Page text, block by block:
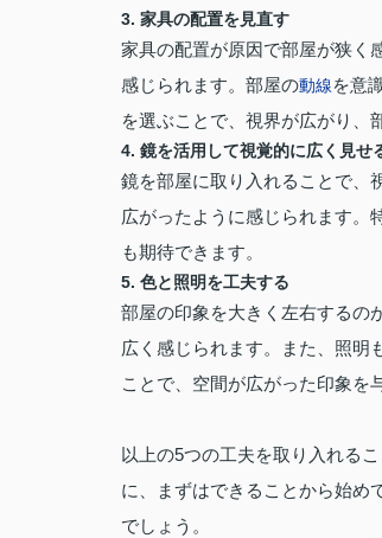
3. 家具の配置を見直す
家具の配置が原因で部屋が狭く
感じられます。部屋の動線を意
を選ぶことで、視界が広がり、
4. 鏡を活用して視覚的に広く見せ
鏡を部屋に取り入れることで、
広がったように感じられます。
も期待できます。
5. 色と照明を工夫する
部屋の印象を大きく左右するの
広く感じられます。また、照明
ことで、空間が広がった印象を
以上の5つの工夫を取り入れる
に、まずはできることから始め
でしょう。